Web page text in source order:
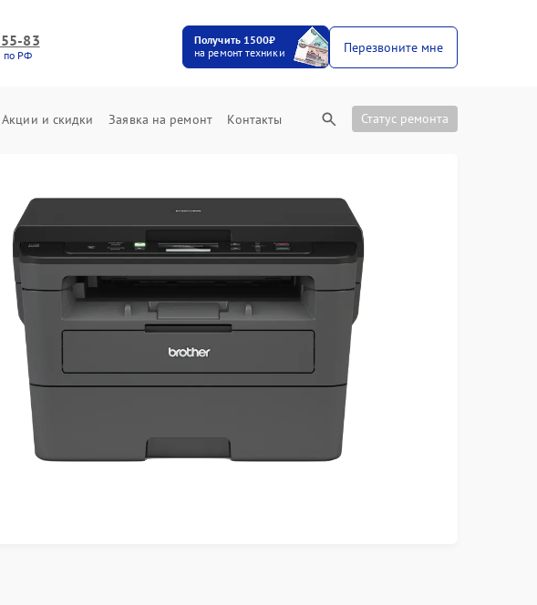
83
по РФ
Получить 1500₽
на ремонт техники
Перезвоните мне
Акции и скидки Заявка на ремонт Контакты Статус ремонта